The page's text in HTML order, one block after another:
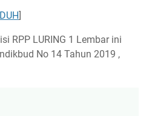
]
RPP LURING 1 Lembar ini
No 14 Tahun 2019 ,